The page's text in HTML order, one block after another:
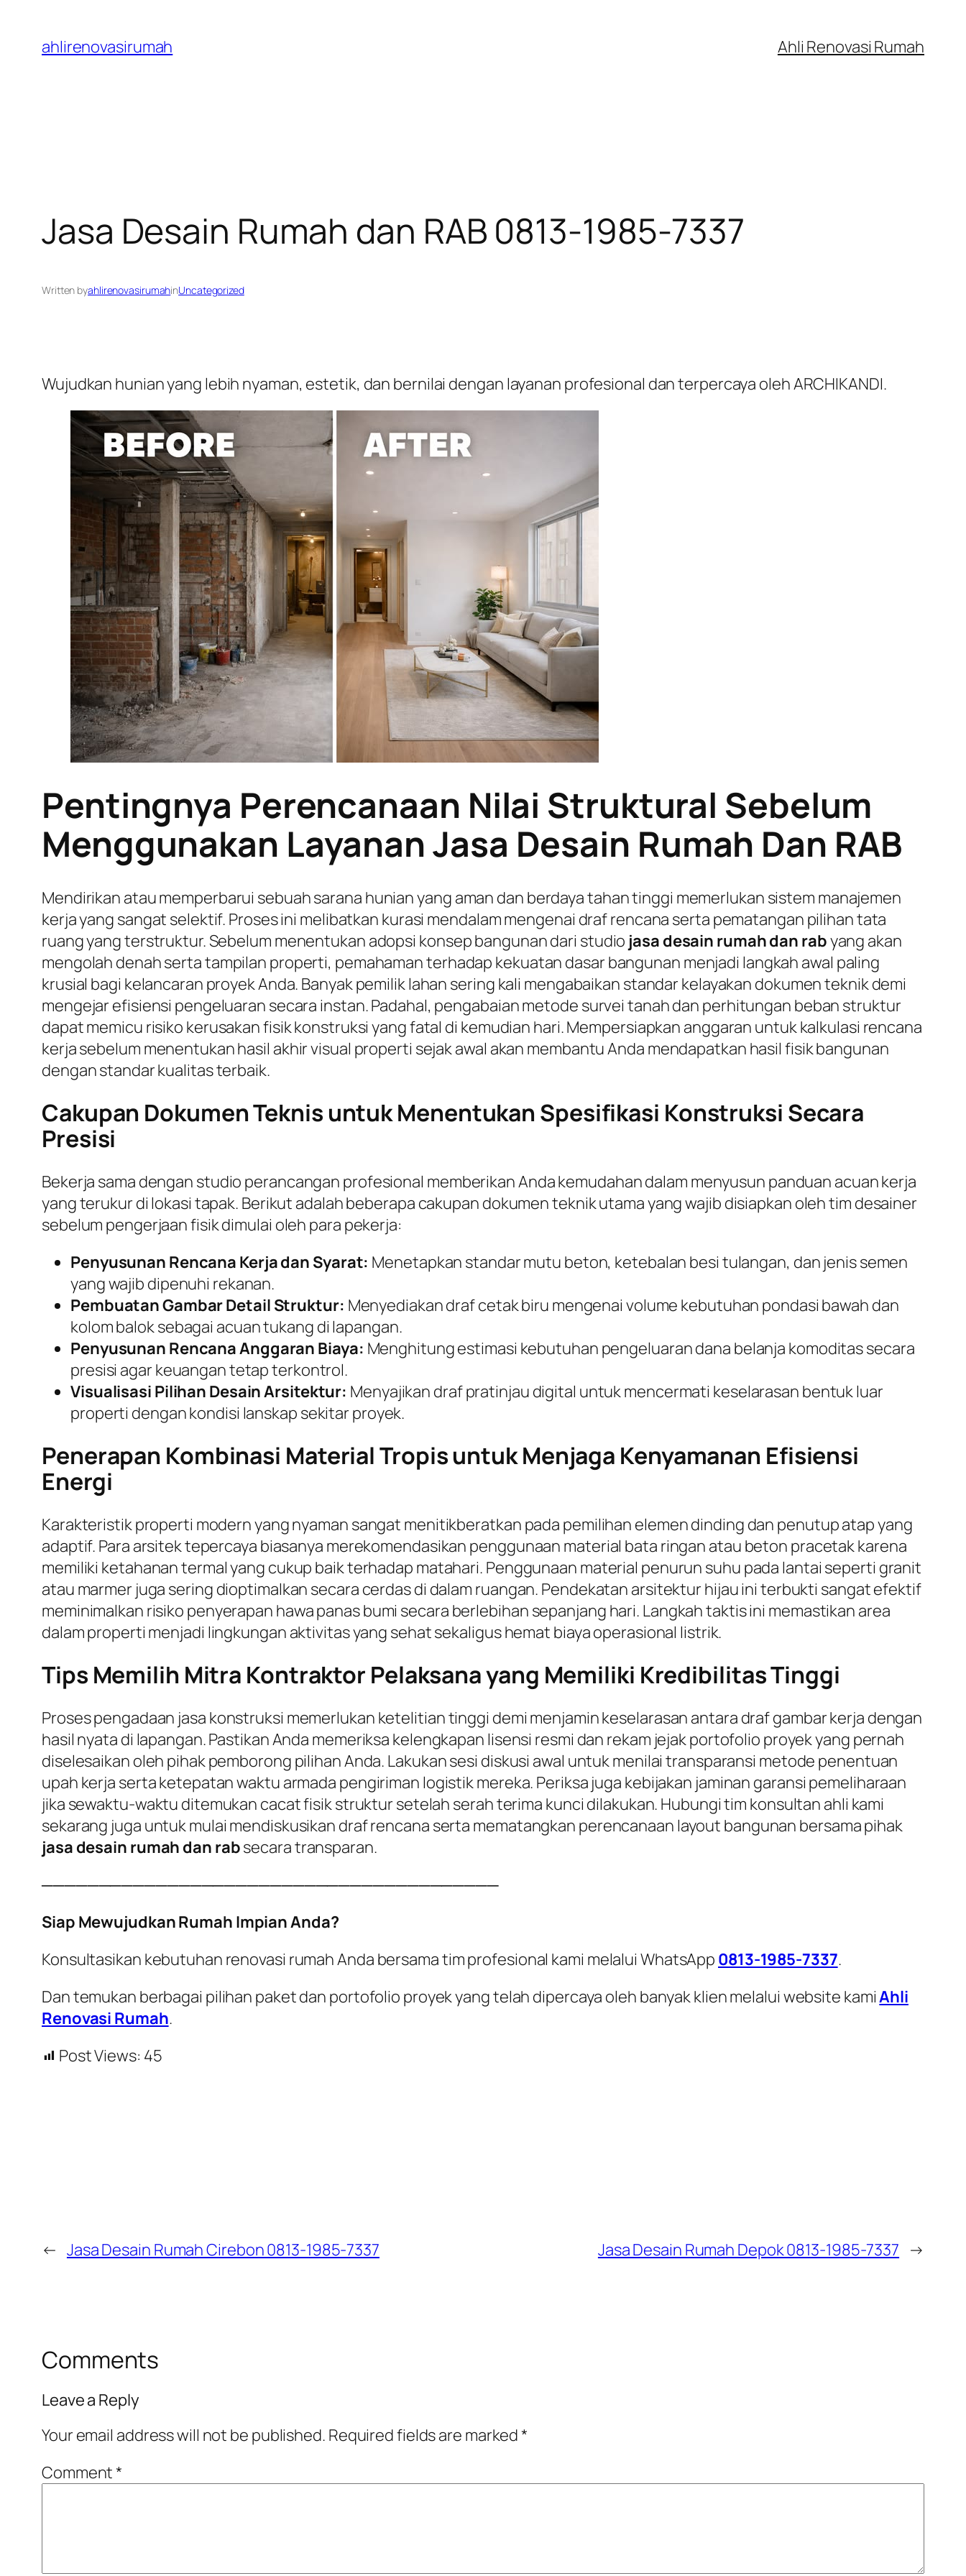
content
ahlirenovasirumah Ahli Renovasi Rumah
Jasa Desain Rumah dan RAB 0813-1985-7337
Written byahlirenovasirumahinUncategorized
Wujudkan hunian yang lebih nyaman, estetik, dan bernilai dengan layanan profesional dan terpercaya oleh ARCHIKANDI.
Pentingnya Perencanaan Nilai Struktural Sebelum
Menggunakan Layanan Jasa Desain Rumah Dan RAB
Mendirikan atau memperbarui sebuah sarana hunian yang aman dan berdaya tahan tinggi memerlukan sistem manajemen
kerja yang sangat selektif. Proses ini melibatkan kurasi mendalam mengenai draf rencana serta pematangan pilihan tata
ruang yang terstruktur. Sebelum menentukan adopsi konsep bangunan dari studio jasa desain rumah dan rabyang akan
mengolah denah serta tampilan properti, pemahaman terhadap kekuatan dasar bangunan menjadi langkah awal paling
krusial bagi kelancaran proyek Anda. Banyak pemilik lahan sering kali mengabaikan standar kelayakan dokumen teknik demi
mengejar efisiensi pengeluaran secara instan. Padahal, pengabaian metode survei tanah dan perhitungan beban struktur
dapat memicu risiko kerusakan fisik konstruksi yang fatal di kemudian hari. Mempersiapkan anggaran untuk kalkulasi rencana
kerja sebelum menentukan hasil akhir visual properti sejak awal akan membantu Anda mendapatkan hasil fisik bangunan
dengan standar kualitas terbaik.
Cakupan Dokumen Teknis untuk Menentukan Spesifikasi Konstruksi Secara
Presisi
Bekerja sama dengan studio perancangan profesional memberikan Anda kemudahan dalam menyusun panduan acuan kerja
yang terukur di lokasi tapak. Berikut adalah beberapa cakupan dokumen teknik utama yang wajib disiapkan oleh tim desainer
sebelum pengerjaan fisik dimulai oleh para pekerja:
Penyusunan Rencana Kerja dan Syarat: Menetapkan standar mutu beton, ketebalan besi tulangan, dan jenis semen
yang wajib dipenuhi rekanan.
Pembuatan Gambar Detail Struktur: Menyediakan draf cetak biru mengenai volume kebutuhan pondasi bawah dan
kolom balok sebagai acuan tukang di lapangan.
Penyusunan Rencana Anggaran Biaya: Menghitung estimasi kebutuhan pengeluaran dana belanja komoditas secara
presisi agar keuangan tetap terkontrol.
Visualisasi Pilihan Desain Arsitektur: Menyajikan draf pratinjau digital untuk mencermati keselarasan bentuk luar
properti dengan kondisi lanskap sekitar proyek.
Penerapan Kombinasi Material Tropis untuk Menjaga Kenyamanan Efisiensi
Energi
Karakteristik properti modern yang nyaman sangat menitikberatkan pada pemilihan elemen dinding dan penutup atap yang
adaptif. Para arsitek tepercaya biasanya merekomendasikan penggunaan material bata ringan atau beton pracetak karena
memiliki ketahanan termal yang cukup baik terhadap matahari. Penggunaan material penurun suhu pada lantai seperti granit
atau marmer juga sering dioptimalkan secara cerdas di dalam ruangan. Pendekatan arsitektur hijau ini terbukti sangat efektif
meminimalkan risiko penyerapan hawa panas bumi secara berlebihan sepanjang hari. Langkah taktis ini memastikan area
dalam properti menjadi lingkungan aktivitas yang sehat sekaligus hemat biaya operasional listrik.
Tips Memilih Mitra Kontraktor Pelaksana yang Memiliki Kredibilitas Tinggi
Proses pengadaan jasa konstruksi memerlukan ketelitian tinggi demi menjamin keselarasan antara draf gambar kerja dengan
hasil nyata di lapangan. Pastikan Anda memeriksa kelengkapan lisensi resmi dan rekam jejak portofolio proyek yang pernah
diselesaikan oleh pihak pemborong pilihan Anda. Lakukan sesi diskusi awal untuk menilai transparansi metode penentuan
upah kerja serta ketepatan waktu armada pengiriman logistik mereka. Periksa juga kebijakan jaminan garansi pemeliharaan
jika sewaktu-waktu ditemukan cacat fisik struktur setelah serah terima kunci dilakukan. Hubungi tim konsultan ahli kami
sekarang juga untuk mulai mendiskusikan draf rencana serta mematangkan perencanaan layout bangunan bersama pihak
jasa desain rumah dan rabsecara transparan.
────────────────────────────────────────
Siap Mewujudkan Rumah Impian Anda?
Konsultasikan kebutuhan renovasi rumah Anda bersama tim profesional kami melalui WhatsApp 0813-1985-7337.
Dan temukan berbagai pilihan paket dan portofolio proyek yang telah dipercaya oleh banyak klien melalui website kamiAhli
Renovasi Rumah.
Post Views: 45
← Jasa Desain Rumah Cirebon 0813-1985-7337 Jasa Desain Rumah Depok 0813-1985-7337 →
Comments
Leave a Reply
Your email address will not be published. Required fields are marked*
Comment*